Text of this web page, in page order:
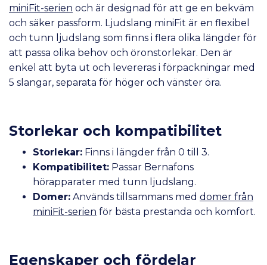
miniFit-serien och är designad för att ge en bekväm
och säker passform. Ljudslang miniFit är en flexibel
och tunn ljudslang som finns i flera olika längder för
att passa olika behov och öronstorlekar. Den är
enkel att byta ut och levereras i förpackningar med
5 slangar, separata för höger och vänster öra.
Storlekar och kompatibilitet
Storlekar: Finns i längder från 0 till 3.
Kompatibilitet: Passar Bernafons
hörapparater med tunn ljudslang.
Domer: Används tillsammans med domer från
miniFit-serien för bästa prestanda och komfort.
Egenskaper och fördelar